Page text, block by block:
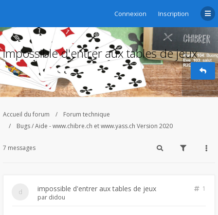
Connexion Inscription
impossible d'entrer aux tables de jeux
Accueil du forum
Forum technique
Bugs / Aide - www.chibre.ch et www.yass.ch Version 2020
7 messages
impossible d'entrer aux tables de jeux
1
par didou